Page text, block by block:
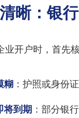
晰：银
业开户时，首先
糊：护照或身份
将到期 ：部分银